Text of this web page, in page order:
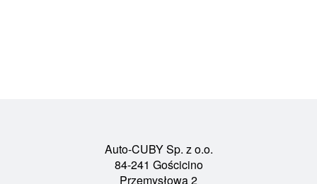
Auto-CUBY Sp. z o.o.
84-241 Gościcino
Przemysłowa 2